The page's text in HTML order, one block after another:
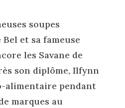
soupes
et sa fameuse
les Savane de
son diplôme, Ilfynn
alimentaire pendant
marques au